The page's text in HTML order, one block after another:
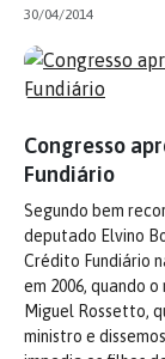
30/04/2014
Congresso
Fundiário
Segundo bem
deputado Elvino
Crédito Fundiário
em 2006, quando
Miguel Rossetto,
ministro e